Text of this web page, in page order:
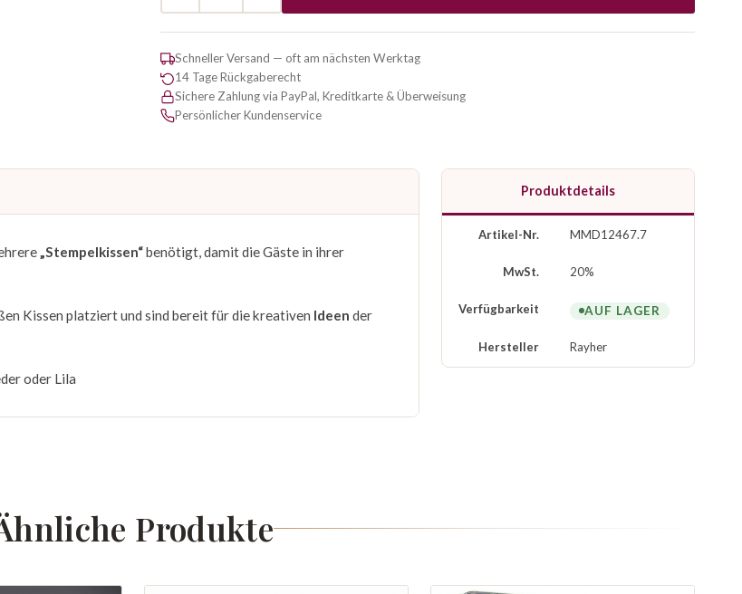
Schneller Versand — oft am nächsten Werktag
14 Tage Rückgaberecht
Sichere Zahlung via PayPal, Kreditkarte & Überweisung
Persönlicher Kundenservice
„Stempelkissen“benötigt, damit die Gäste in ihrer
Kissen platziert und sind bereit für die kreativen Ideen der
oder Lila
Produktdetails
Artikel-Nr. MMD12467.7
MwSt. 20%
Verfügbarkeit AUF LAGER
Hersteller Rayher
Produkte